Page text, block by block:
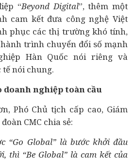
“Beyond Digital”, thêm một
cam kết đưa công nghệ Việt
phục các thị trường khó tính,
trình chuyển đổi số mạnh
Hàn Quốc nói riêng và
nói chung.
doanh nghiệp toàn cầu
Phó Chủ tịch cấp cao, Giám
CMC chia sẻ:
“Go Global” là bước khởi đầu
thì “Be Global” là cam kết của